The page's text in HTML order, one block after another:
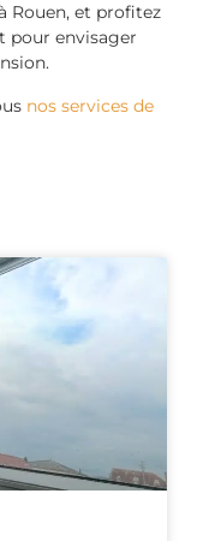
Rouen, et profitez
pour envisager
nos services de